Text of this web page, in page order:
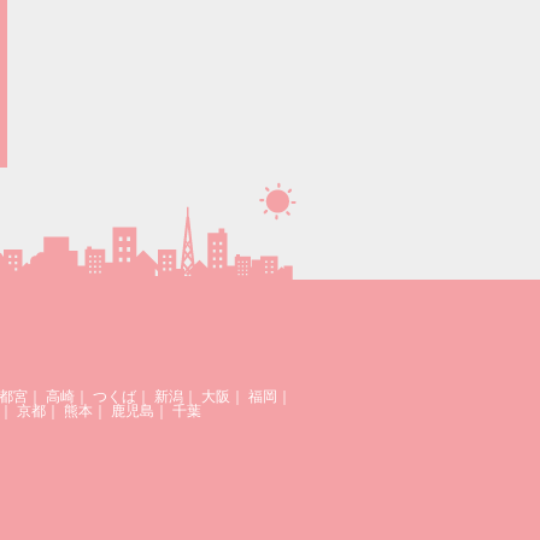
宮 ｜高崎 ｜つくば 新潟 大阪 ｜福岡
｜京都 熊本 鹿児島 ｜千葉